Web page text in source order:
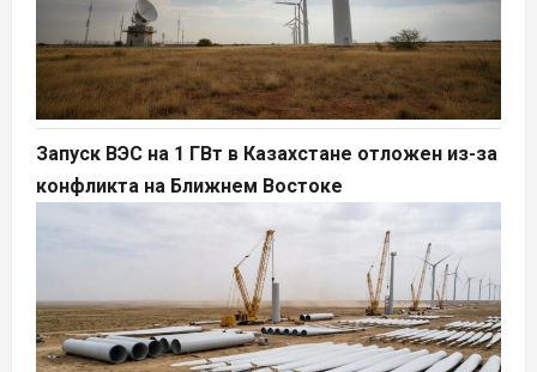
Запуск ВЭС на 1 ГВт в Казахстане отложен из-за
конфликта на Ближнем Востоке